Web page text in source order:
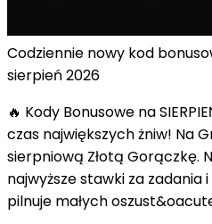
Codziennie nowy kod
sierpień 2026
🔥 Kody Bonusowe na
czas największych żniw! Na
sierpniową Złotą Gorączkę.
najwyższe stawki za
pilnuje małych